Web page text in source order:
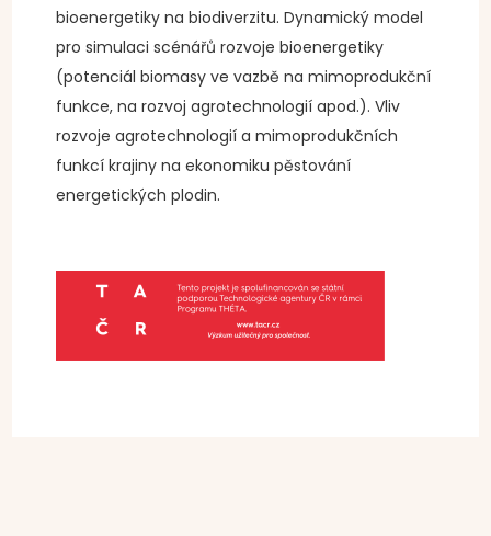
bioenergetiky na biodiverzitu. Dynamický model
pro simulaci scénářů rozvoje bioenergetiky
(potenciál biomasy ve vazbě na mimoprodukční
funkce, na rozvoj agrotechnologií apod.). Vliv
rozvoje agrotechnologií a mimoprodukčních
funkcí krajiny na ekonomiku pěstování
energetických plodin.